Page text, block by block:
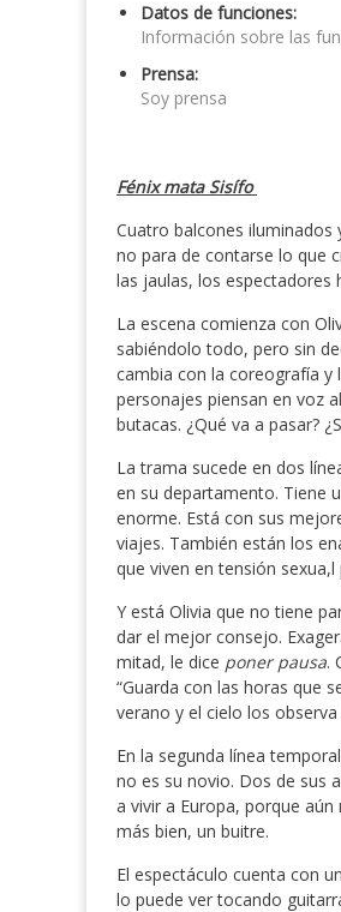
Datos de funciones:
Información sobre las
Prensa:
Soy prensa
Fénix mata Sisífo
Cuatro balcones
no para de contarse lo que
las jaulas, los espectadores
La escena comienza con
sabiéndolo todo, pero sin
cambia con la coreografía y
personajes piensan en voz
butacas. ¿Qué va a pasar?
La trama sucede en dos
en su departamento. Tiene
enorme. Está con sus
viajes. También están los
que viven en tensión
Y está Olivia que no tiene
dar el mejor consejo.
mitad, le dice poner pausa.
“Guarda con las horas que
verano y el cielo los
En la segunda línea
no es su novio. Dos de sus
a vivir a Europa, porque
más bien, un buitre.
El espectáculo cuenta con
lo puede ver tocando